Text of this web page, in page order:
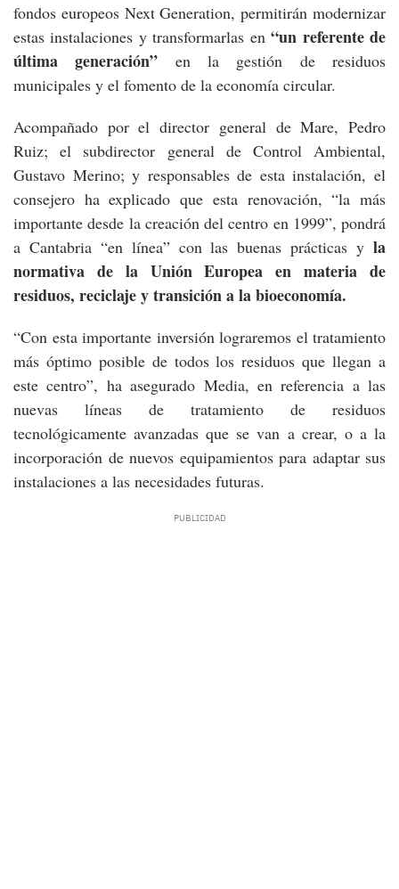
fondos europeos Next Generation, permitirán modernizar
estas instalaciones y transformarlas en“un referente de
última generación” en la gestión de residuos
municipales y el fomento de la economía circular.
Acompañado por el director general de Mare, Pedro
Ruiz; el subdirector general de Control Ambiental,
Gustavo Merino; y responsables de esta instalación, el
consejero ha explicado que esta renovación, “la más
importante desde la creación del centro en 1999”, pondrá
a Cantabria “en línea” con las buenas prácticas y la
normativa de la Unión Europea en materia de
residuos, reciclaje y transición a la bioeconomía.
“Con esta importante inversión lograremos el tratamiento
más óptimo posible de todos los residuos que llegan a
este centro”, ha asegurado Media, en referencia a las
nuevas líneas de tratamiento de residuos
tecnológicamente avanzadas que se van a crear, o a la
incorporación de nuevos equipamientos para adaptar sus
instalaciones a las necesidades futuras.